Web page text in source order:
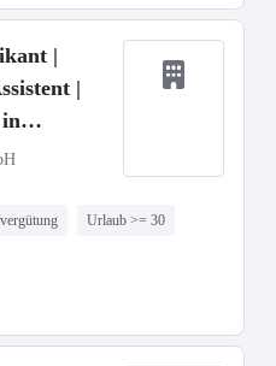
|
|
Urlaub >= 30